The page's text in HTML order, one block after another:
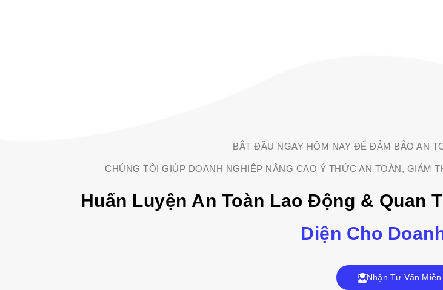
BẮT ĐẦU NGAY HÔM NAY ĐỂ ĐẢM BẢO AN
CHÚNG TÔI GIÚP DOANH NGHIỆP NÂNG CAO Ý THỨC AN TOÀN, GIẢM
Huấn Luyện An Toàn Lao Động & Quan
Diện Cho
Nhận Tư Vấn